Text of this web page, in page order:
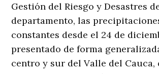
Gestión del Riesgo y Desastres
departamento, las
constantes desde el 24 de
presentado de forma
centro y sur del Valle del Cauca,